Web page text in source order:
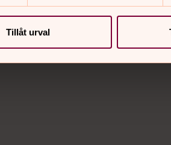
Tillåt urval